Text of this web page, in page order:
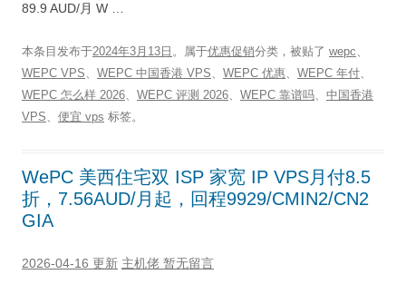
89.9 AUD/月 W …
本条目发布于2024年3月13日 。属于优惠促销分类，被贴了 wepc、
WEPC VPS、 WEPC 中国香港 VPS、 WEPC 优惠、 WEPC 年付、
WEPC 怎么样 2026、 WEPC 评测 2026、 WEPC 靠谱吗、 中国香港
VPS、 便宜 vps 标签。
WePC 美西住宅双 ISP 家宽 IP VPS月付8.5
折，7.56AUD/月起，回程9929/CMIN2/CN2
GIA
2026-04-16 更新 主机佬 暂无留言